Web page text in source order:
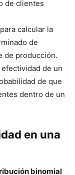
de clientes
calcular la
de
de producción.
efectividad de un
de que
dentro de un
en una
binomial